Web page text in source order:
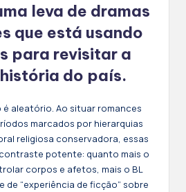
leva de dramas
que está usando
para revisitar a
do país.
é aleatório. Ao situar romances
marcados por hierarquias
religiosa conservadora, essas
potente: quanto mais o
corpos e afetos, mais o BL
de “experiência de ficção” sobre